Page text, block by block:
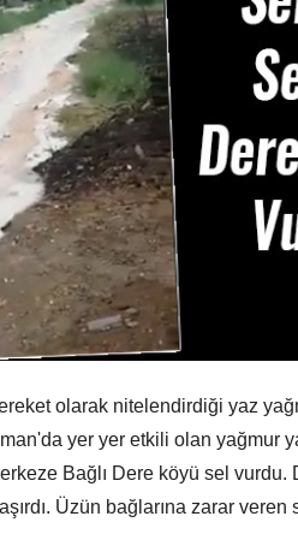
olarak nitelendirdiği yaz
yer yer etkili olan yağmur
Bağlı Dere köyü sel
Üzün bağlarına zarar veren